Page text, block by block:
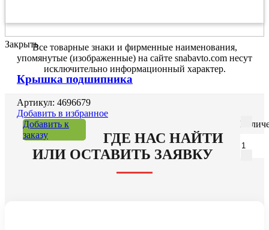
Закрыть
Крышка подшипника
Артикул: 4696679
Добавить в избранное
Добавить к
заказу
Все товарные знаки и фирменные наименования,
упомянутые (изображенные) на сайте snabavto.com несут
исключительно информационный характер.
ГДЕ НАС НАЙТИ
ИЛИ ОСТАВИТЬ ЗАЯВКУ